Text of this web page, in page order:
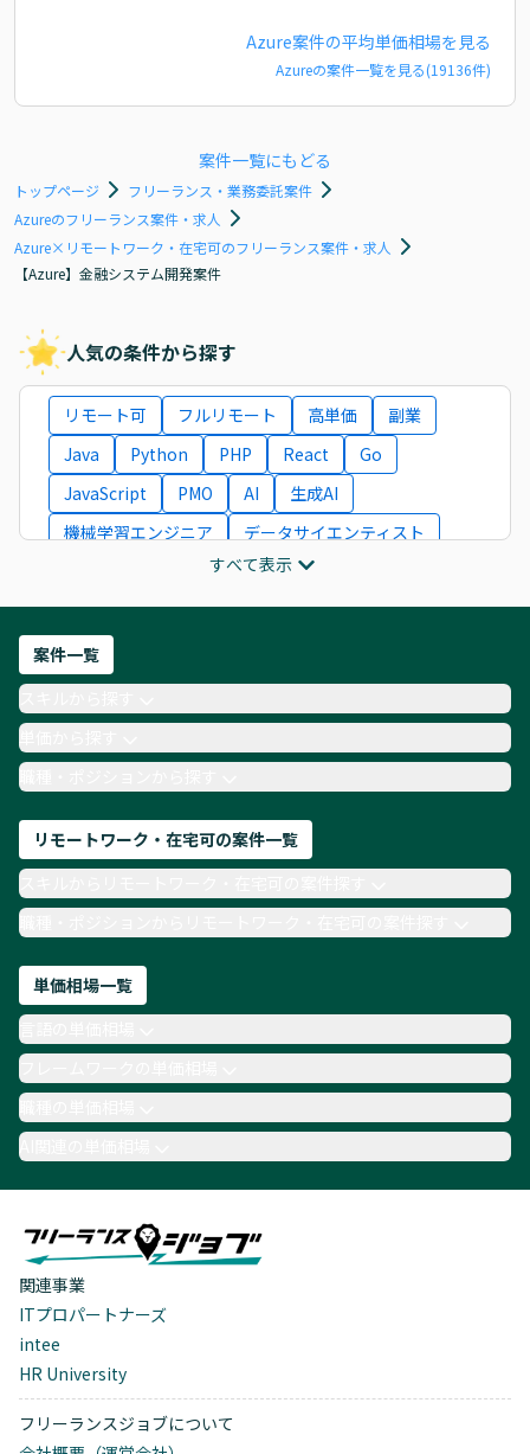
Azure案件の平均単価相場を見る
Azureの案件一覧を見る(19136件)
案件一覧にもどる
トップページ
フリーランス・業務委託案件
Azureのフリーランス案件・求人
Azure×リモートワーク・在宅可のフリーランス案件・求人
【Azure】金融システム開発案件
人気の条件から探す
リモート可 フルリモート 高単価
副業
Java
Python PHP React
Go
JavaScript
PMO AI
生成AI
機械学習エンジニア
データサイエンティスト
ITコンサルタント
フロントエンドエンジニア
ネットワークエンジニア
AIエンジニア
Webデザイナー
月収100万円 業務委託
COBOL
Ruby
TypeScript
Laravel AWS
すべて表示
案件一覧
単価から探す
職種・ポジションから探す
リモートワーク・在宅可の案件一覧
職種・ポジションからリモートワーク・在宅可の案件探す
単価相場一覧
職種の単価相場
AI関連の単価相場
関連事業
ITプロパートナーズ
intee
HR University
フリーランスジョブについて